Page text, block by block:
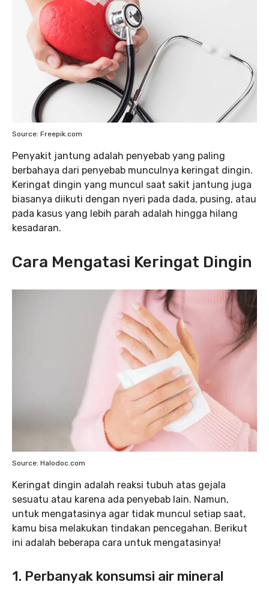
Source: Freepik.com
Penyakit jantung adalah penyebab yang paling
berbahaya dari penyebab munculnya keringat dingin.
Keringat dingin yang muncul saat sakit jantung juga
biasanya diikuti dengan nyeri pada dada, pusing, atau
pada kasus yang lebih parah adalah hingga hilang
kesadaran.
Cara Mengatasi Keringat Dingin
Source: Halodoc.com
Keringat dingin adalah reaksi tubuh atas gejala
sesuatu atau karena ada penyebab lain. Namun,
untuk mengatasinya agar tidak muncul setiap saat,
kamu bisa melakukan tindakan pencegahan. Berikut
ini adalah beberapa cara untuk mengatasinya!
1. Perbanyak konsumsi air mineral